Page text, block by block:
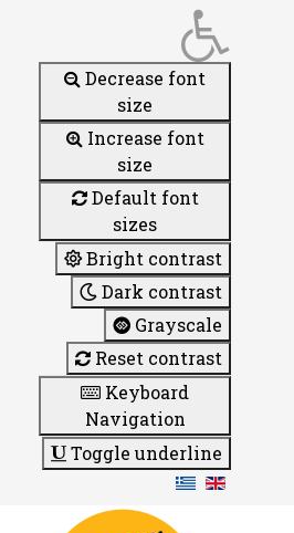
Decrease font
size
Increase font
size
Default font
sizes
Bright contrast
Dark contrast
Grayscale
Reset contrast
Keyboard
Navigation
Toggle underline